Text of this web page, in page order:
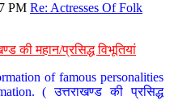
PM Re: Actresses Of Folk
की महान/प्रसिद्ध विभूतियां
of famous personalities
( उत्तराखण्ड की प्रसिद्ध